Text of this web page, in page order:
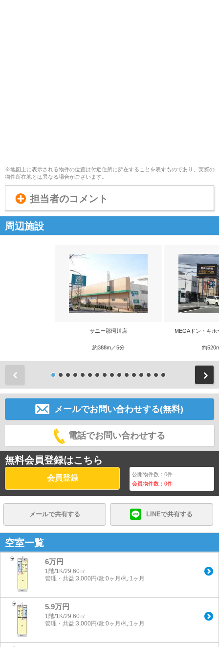
※地図上に表示される物件の位置は付近住所に所在することを表すものであり、実際の
物件所在地とは異なる場合がございます。
担当者のコメント
周辺施設
サニー那珂川店
約388m／5分
MEGAドン・キホ
約
メールでお問い合わせする(無料)
電話でお問い合わせする
無料会員登録はこちら
会員登録 公開物件数：0件
会員物件数：0件
メールで共有する LINEで共有する
空室一覧
6万円
1階/1K/29.60㎡
管理・共益:3,000円/敷:0ヶ月/礼:1ヶ月
5.9万円
1階/1K/29.60㎡
管理・共益:3,000円/敷:0ヶ月/礼:1ヶ月